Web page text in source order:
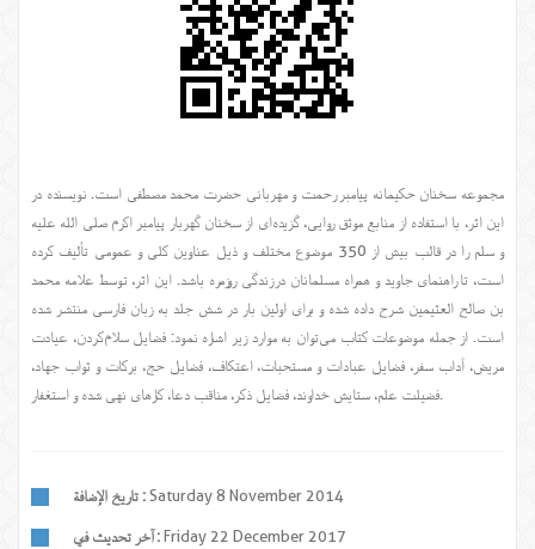
مجموعه سخنان حکیمانه پیامبر رحمت و مهربانی حضرت محمد مصطفی است. نویسنده در
این اثر، با استفاده از منابع موثق روایی، گزیده‌ای از سخنان گهربار پیامبر اکرم صلی الله علیه
و سلم را در قالب بیش از 350 موضوع مختلف و ذیل عناوین کلی و عمومی تألیف کرده
است، تا راهنمای جاوید و همراه مسلمانان در زندگی روزمره باشد. این اثر، توسط علامه محمد
بن صالح العثیمین شرح داده شده و برای اولین بار در شش جلد به زبان فارسی منتشر شده
است. از جمله موضوعات کتاب می‌توان به موارد زیر اشاره نمود: فضایل سلام‌کردن، عیادت
مریض، آداب سفر، فضایل عبادات و مستحبات، اعتکاف، فضایل حج، برکات و ثواب جهاد،
فضیلت علم، ستایش خداوند، فضایل ذکر، مناقب دعا، کارهای نهی شده و استغفار.
تاريخ الإضافة : Saturday 8 November 2014
آخر تحديث في : Friday 22 December 2017